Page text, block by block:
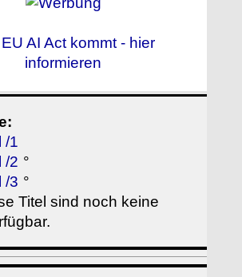
AI Act kommt - hier
informieren
/1
/2 °
/3 °
Titel sind noch keine